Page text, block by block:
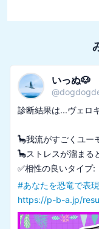
いっぬ🐶
@
診断結果は...ヴェロ
🦕我流がすごくユー
🦕ストレスが溜まる
#あなたを恐竜で表
https://p-b-a.jp/